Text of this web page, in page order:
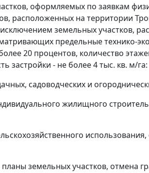
оформляемых по заявкам
расположенных на территории
земельных участков,
предельные технико-
20 процентов, количество
застройки - не более 4 тыс. кв. м/га:
садоводческих и
жилищного
земельных участков, отмена